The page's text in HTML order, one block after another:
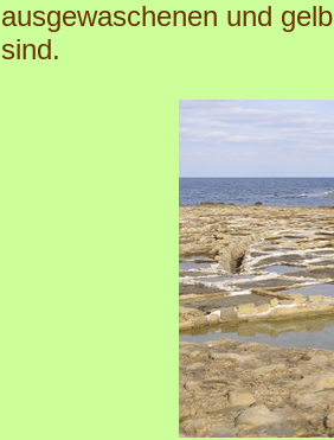
ausgewaschenen und
sind.